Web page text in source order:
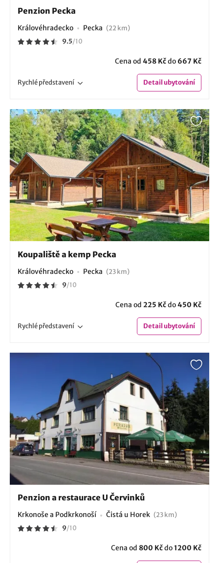
Penzion Pecka
Královéhradecko Pecka (22 km)
9.5/10
Cena od 458 Kčdo 667 Kč
Rychlépředstavení Detailubytování
Koupaliště a kemp Pecka
Královéhradecko Pecka (23 km)
9/10
Cena od 225 Kčdo450 Kč
Rychlépředstavení Detailubytování
Penzion a restaurace U Červinků
Krkonoše a Podkrkonoší Čistá u Horek (23 km)
9/10
Cena od 800 Kčdo1200 Kč